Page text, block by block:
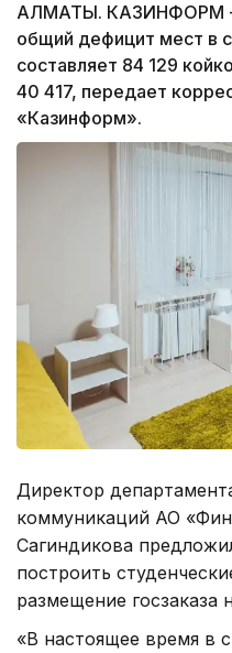
АЛМАТЫ. КАЗИНФОРМ -
общий дефицит мест в
составляет 84 129
40 417, передает
«Казинформ».
Директор
коммуникаций АО
Сагиндикова
построить
размещение госзаказа
«В настоящее время в